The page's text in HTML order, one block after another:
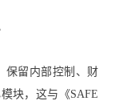
保留内部控制、财
块，这与《SAFE